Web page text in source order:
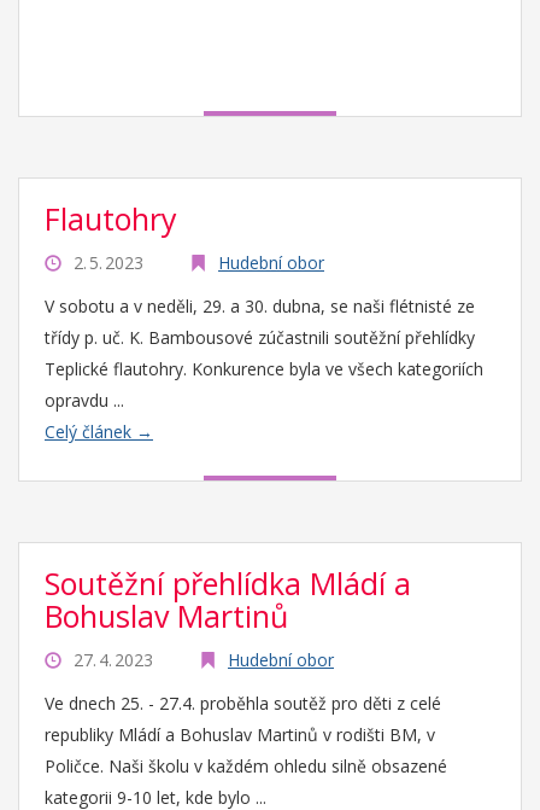
Flautohry
2. 5. 2023
Hudební obor
V sobotu a v neděli, 29. a 30. dubna, se naši flétnisté ze
třídy p. uč. K. Bambousové zúčastnili soutěžní přehlídky
Teplické flautohry. Konkurence byla ve všech kategoriích
opravdu ...
Celý článek →
Soutěžní přehlídka Mládí a
Bohuslav Martinů
27. 4. 2023
Hudební obor
Ve dnech 25. - 27.4. proběhla soutěž pro děti z celé
republiky Mládí a Bohuslav Martinů v rodišti BM, v
Poličce. Naši školu v každém ohledu silně obsazené
kategorii 9-10 let, kde bylo ...